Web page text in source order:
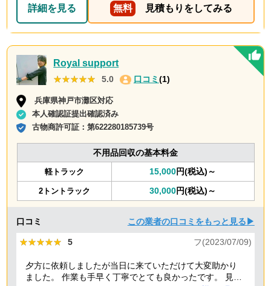
詳細を見る 無料 見積もりをしてみる
Royal support
★★★★★
★★★★★ 5.0 口コミ (1)
兵庫県神戸市灘区対応
本人確認証提出確認済み
古物商許可証：第622280185739号
不用品回収の基本料金
軽トラック 15,000円(税込)～
2トントラック 30,000円(税込)～
口コミ この業者の口コミをもっと見る▶
★★★★★
★★★★★ 5 フ(2023/07/09)
夕方に依頼しましたが当日に来ていただけて大変助かり
ました。 作業も手早く丁寧でとても良かったです。 見積